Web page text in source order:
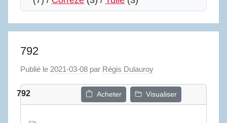
792
Publié le 2021-03-08 par Régis Dulauroy
792 Acheter Visualiser